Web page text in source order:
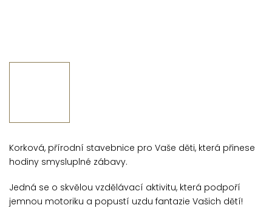
Korková, přírodní stavebnice pro Vaše děti, která přinese
hodiny smysluplné zábavy.
Jedná se o skvělou vzdělávací aktivitu, která podpoří
jemnou motoriku a popustí uzdu fantazie Vašich dětí!